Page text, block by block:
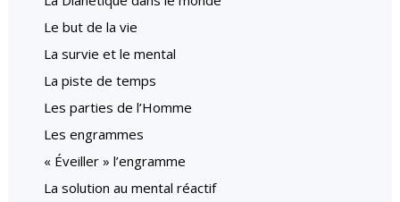
Le but de la vie
La survie et le mental
La piste de temps
Les parties de l’Homme
Les engrammes
« Éveiller » l’engramme
La solution au mental réactif